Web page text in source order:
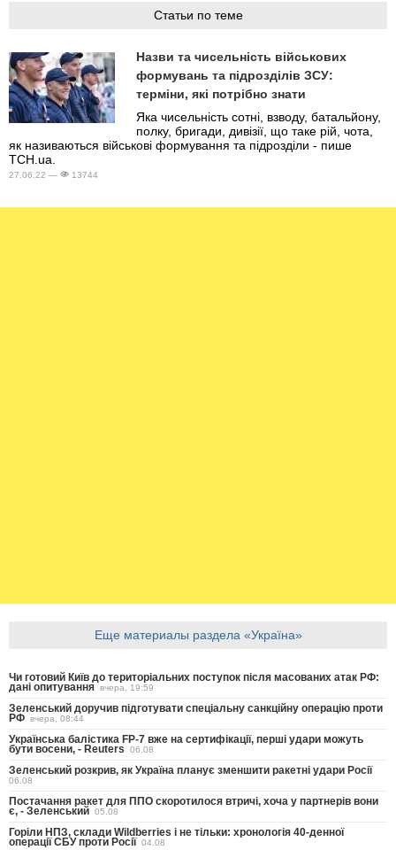
Статьи по теме
Назви та чисельність військових
формувань та підрозділів ЗСУ:
терміни, які потрібно знати
Яка чисельність сотні, взводу, батальйону,
полку, бригади, дивізії, що таке рій, чота,
як називаються військові формування та підрозділи - пише
ТСН.ua.
27.06.22 — 13744
Еще материалы раздела «Україна»
Чи готовий Київ до територіальних поступок після масованих атак РФ:
дані опитування вчера, 19:59
Зеленський доручив підготувати спеціальну санкційну операцію проти
РФ вчера, 08:44
Українська балістика FP-7 вже на сертифікації, перші удари можуть
бути восени, - Reuters 06.08
Зеленський розкрив, як Україна планує зменшити ракетні удари Росії
06.08
Постачання ракет для ППО скоротилося втричі, хоча у партнерів вони
є, - Зеленський 05.08
Горіли НПЗ, склади Wildberries і не тільки: хронологія 40-денної
операції СБУ проти Росії 04.08